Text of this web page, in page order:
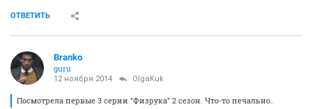
ОТВЕТИТЬ
Branko
guru
12 ноября 2014 OlgaKuk
Посмотрела первые 3 серии "Физрука" 2 сезон. Что-то печально..